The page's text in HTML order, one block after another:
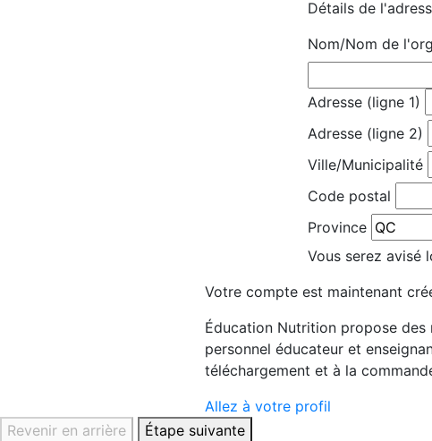
Détails de
Nom/Nom de
Adresse (ligne 1)
Adresse (ligne 2)
Ville/Municipalité
Code postal
Province
Vous serez avisé
Votre compte est maintenant
Éducation Nutrition propose
personnel éducateur et
téléchargement et à la
Allez à votre profil
Revenir en arrière
Étape suivante